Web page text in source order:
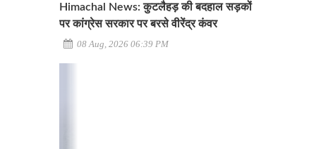
Himachal News: कुटलैहड़ की बदहाल सड़कों
पर कांग्रेस सरकार पर बरसे वीरेंद्र कंवर
08 Aug, 2026 06:39 PM